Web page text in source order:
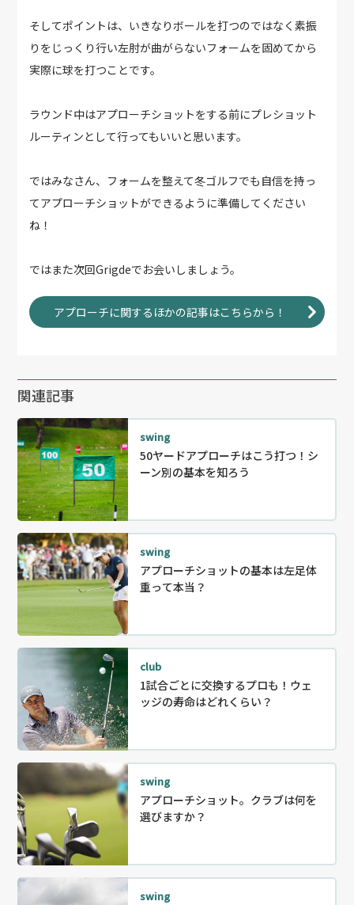
そしてポイントは、いきなりボールを打つのではなく素振
りをじっくり行い左肘が曲がらないフォームを固めてから
実際に球を打つことです。
ラウンド中はアプローチショットをする前にプレショット
ルーティンとして行ってもいいと思います。
ではみなさん、フォームを整えて冬ゴルフでも自信を持っ
てアプローチショットができるように準備してください
ね！
ではまた次回Grigdeでお会いしましょう。
アプローチに関するほかの記事はこちらから！
関連記事
swing
50ヤードアプローチはこう打つ！シ
ーン別の基本を知ろう
swing
アプローチショットの基本は左足体
重って本当？
club
1試合ごとに交換するプロも！ウェ
ッジの寿命はどれくらい？
swing
アプローチショット。クラブは何を
選びますか？
swing